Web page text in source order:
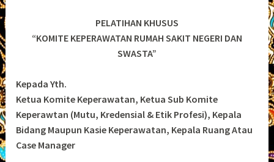
PELATIHAN KHUSUS
“KOMITE KEPERAWATAN RUMAH SAKIT NEGERI DAN
SWASTA”
Kepada Yth.
Ketua Komite Keperawatan, Ketua Sub Komite
Keperawtan (Mutu, Kredensial & Etik Profesi), Kepala
Bidang Maupun Kasie Keperawatan, Kepala Ruang Atau
Case Manager